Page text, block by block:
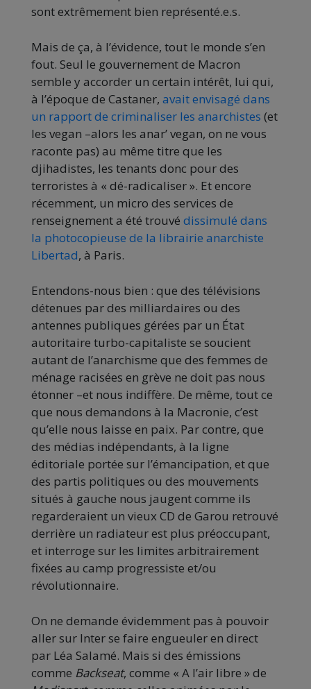
sont extrêmement bien représenté.e.s.
Mais de ça, à l’évidence, tout le monde s’en
fout. Seul le gouvernement de Macron
semble y accorder un certain intérêt, lui qui,
à l’époque de Castaner, avait envisagé dans
un rapport de criminaliser les anarchistes (et
les vegan –alors les anar’ vegan, on ne vous
raconte pas) au même titre que les
djihadistes, les tenants donc pour des
terroristes à « dé-radicaliser ». Et encore
récemment, un micro des services de
renseignement a été trouvé dissimulé dans
la photocopieuse de la librairie anarchiste
Libertad, à Paris.
Entendons-nous bien : que des télévisions
détenues par des milliardaires ou des
antennes publiques gérées par un État
autoritaire turbo-capitaliste se soucient
autant de l’anarchisme que des femmes de
ménage racisées en grève ne doit pas nous
étonner –et nous indiffère. De même, tout ce
que nous demandons à la Macronie, c’est
qu’elle nous laisse en paix. Par contre, que
des médias indépendants, à la ligne
éditoriale portée sur l’émancipation, et que
des partis politiques ou des mouvements
situés à gauche nous jaugent comme ils
regarderaient un vieux CD de Garou retrouvé
derrière un radiateur est plus préoccupant,
et interroge sur les limites arbitrairement
fixées au camp progressiste et/ou
révolutionnaire.
On ne demande évidemment pas à pouvoir
aller sur Inter se faire engueuler en direct
par Léa Salamé. Mais si des émissions
comme Backseat, comme « A l’air libre » de